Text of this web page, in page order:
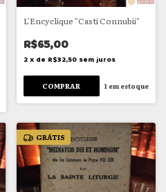
L'Encyclique "Casti Connubii"
R$65,00
2 x de R$32,50 sem juros
1 em estoque
GRÁTIS